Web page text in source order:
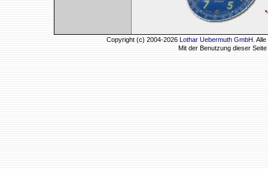
Copyright (c) 2004-2026 Lothar Uebermuth GmbH.
Mit der Benutzung dieser